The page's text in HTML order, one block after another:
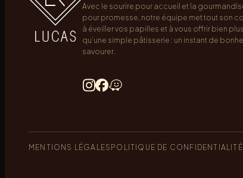
Avec le sourire pour accueil et la
pour promesse, notre équipe met tout son
à éveiller vos papilles et à vous offrir bien plus
qu’une simple pâtisserie : un instant de
savourer.
MENTIONS LÉGALES POLITIQUE DE CONFIDENTIALITÉ